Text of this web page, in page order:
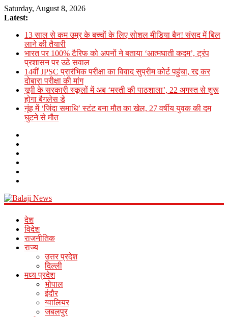
Saturday, August 8, 2026
Latest:
13 साल से कम उम्र के बच्चों के लिए सोशल मीडिया बैन! संसद में बिल
लाने की तैयारी
भारत पर 100% टैरिफ को अपनों ने बताया ‘आत्मघाती कदम’, ट्रंप
प्रशासन पर उठे सवाल
14वीं JPSC प्रारंभिक परीक्षा का विवाद सुप्रीम कोर्ट पहुंचा, रद्द कर
दोबारा परीक्षा की मांग
यूपी के सरकारी स्कूलों में अब ‘मस्ती की पाठशाला’, 22 अगस्त से शुरू
होगा बैगलेस डे
नूंह में ‘जिंदा समाधि’ स्टंट बना मौत का खेल, 27 वर्षीय युवक की दम
घुटने से मौत
Balaji
News
Online
Portal
देश
विदेश
राजनीतिक
राज्य
उत्तर प्रदेश
दिल्ली
मध्य प्रदेश
भोपाल
इंदौर
ग्वालियर
जबलपुर